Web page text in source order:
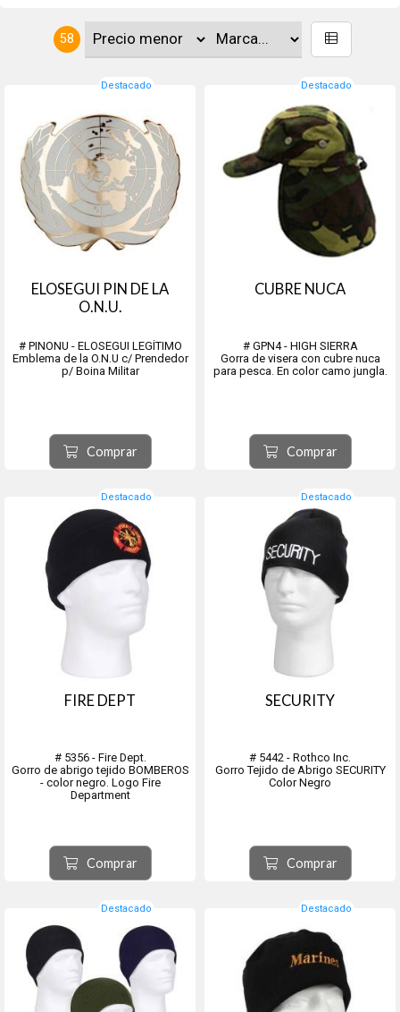
58
Destacado
ELOSEGUI PIN DE LA
O.N.U.
# PINONU - ELOSEGUI LEGÍTIMO
Emblema de la O.N.U c/ Prendedor
p/ Boina Militar
Comprar
Destacado
CUBRE NUCA
# GPN4 - HIGH SIERRA
Gorra de visera con cubre nuca
para pesca. En color camo jungla.
Comprar
Destacado
FIRE DEPT
# 5356 - Fire Dept.
Gorro de abrigo tejido BOMBEROS
- color negro. Logo Fire
Department
Comprar
Destacado
SECURITY
# 5442 - Rothco Inc.
Gorro Tejido de Abrigo SECURITY
Color Negro
Comprar
Destacado Destacado